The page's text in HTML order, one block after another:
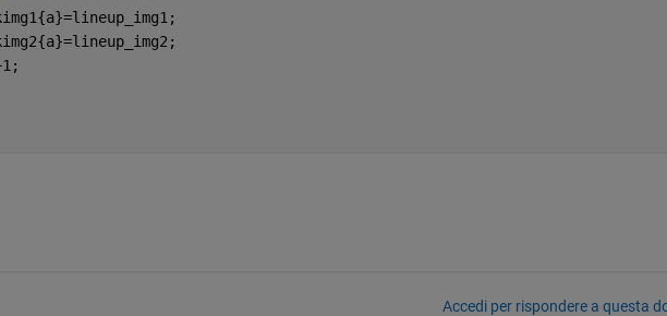
Accedi per rispondere a questa